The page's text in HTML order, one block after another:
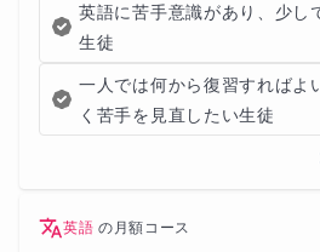
英語に苦手意識があり、少し
生徒
一人では何から復習すればよ
く苦手を見直したい生徒
英語 の 月額コース